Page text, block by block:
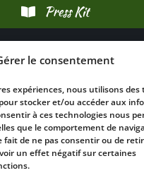
le consentement
expériences, nous utilisons des
stocker et/ou accéder aux
à ces technologies nous
que le comportement de
fait de ne pas consentir ou de
un effet négatif sur certaines
Press Kit